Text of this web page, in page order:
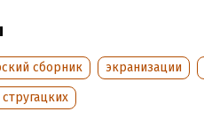
лет до конца света».
информация
сборник экранизации